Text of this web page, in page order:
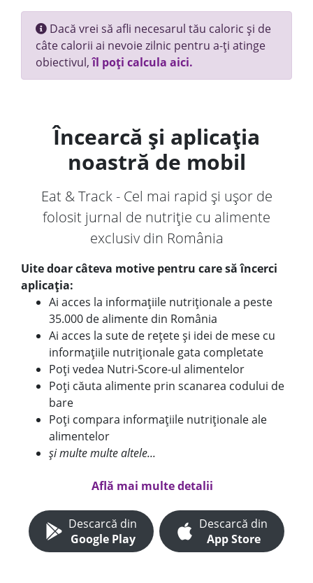
Dacă vrei să afli necesarul tău caloric și de
câte calorii ai nevoie zilnic pentru a-ți atinge
obiectivul,îl poți calcula aici.
Încearcă și aplicația
noastră de mobil
Eat & Track - Cel mai rapid și ușor de
folosit jurnal de nutriție cu alimente
exclusiv din România
Uite doar câteva motive pentru care să încerci
aplicația:
Ai acces la informațiile nutriționale a peste
35.000 de alimente din România
Ai acces la sute de rețete și idei de mese cu
informațiile nutriționale gata completate
Poți vedea Nutri-Score-ul alimentelor
Poți căuta alimente prin scanarea codului de
bare
Poți compara informațiile nutriționale ale
alimentelor
și multe multe altele...
Află mai multe detalii
Descarcă din
Google Play
Descarcă din
App Store